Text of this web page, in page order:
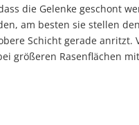
die Gelenke geschont
am besten sie stellen
Schicht gerade anritzt.
größeren Rasenflächen